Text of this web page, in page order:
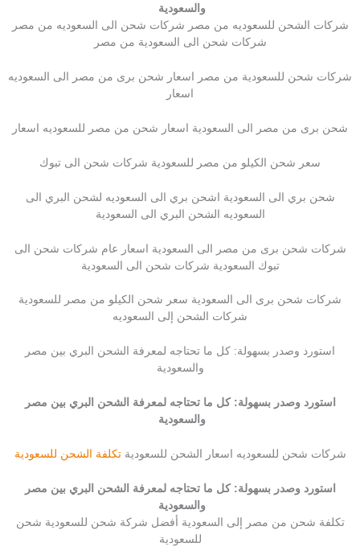
والسعودية
شركات الشحن للسعوديه من مصر شركات شحن الى السعوديه من مصر
شركات شحن الى السعودية من مصر
شركات شحن للسعودية من مصر اسعار شحن برى من مصر الى السعوديه
اسعار
شحن برى من مصر الى السعودية اسعار شحن من مصر للسعوديه اسعار
سعر شحن الكيلو من مصر للسعودية شركات شحن الى تبوك
شحن بري الى السعودية اشحن بري الى السعوديه لشحن البري الى
السعوديه الشحن البري الى السعودية
شركات شحن برى من مصر الى السعودية اسعار عام شركات شحن الى
تبوك السعودية شركات شحن الى السعودية
شركات شحن برى الى السعودية سعر شحن الكيلو من مصر للسعودية
شركات الشحن إلى السعوديه
استورد وصدر بسهولة: كل ما تحتاجه لمعرفة الشحن البري بين مصر
والسعودية
استورد وصدر بسهولة: كل ما تحتاجه لمعرفة الشحن البري بين مصر
والسعودية
شركات شحن للسعوديه اسعار الشحن للسعوديةتكلفة الشحن للسعودية
استورد وصدر بسهولة: كل ما تحتاجه لمعرفة الشحن البري بين مصر
والسعودية
تكلفة شحن من مصر إلى السعودية أفضل شركة شحن للسعودية شحن
للسعودية